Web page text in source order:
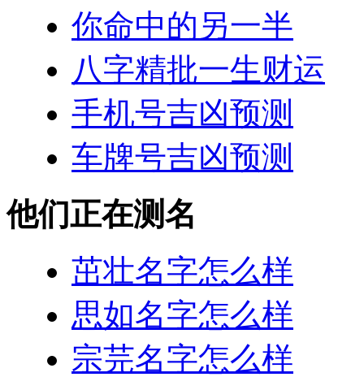
你命中的另一半
八字精批一生财运
手机号吉凶预测
车牌号吉凶预测
他们正在测名
茁壮名字怎么样
思如名字怎么样
宗芫名字怎么样